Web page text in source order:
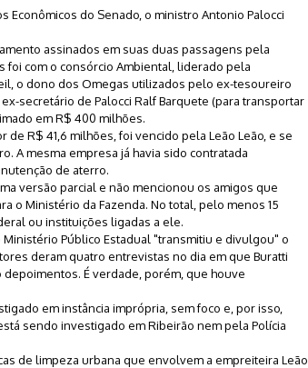
Econômicos do Senado, o ministro Antonio Palocci
assinados em suas duas passagens pela
foi com o consórcio Ambiental, liderado pela
o dono dos Omegas utilizados pelo ex-tesoureiro
secretário de Palocci Ralf Barquete (para transportar
em R$ 400 milhões.
R$ 41,6 milhões, foi vencido pela Leão Leão, e se
A mesma empresa já havia sido contratada
de aterro.
versão parcial e não mencionou os amigos que
o Ministério da Fazenda. No total, pelo menos 15
ou instituições ligadas a ele.
Público Estadual "transmitiu e divulgou" o
deram quatro entrevistas no dia em que Buratti
É verdade, porém, que houve
em instância imprópria, sem foco e, por isso,
sendo investigado em Ribeirão nem pela Polícia
de limpeza urbana que envolvem a empreiteira Leão